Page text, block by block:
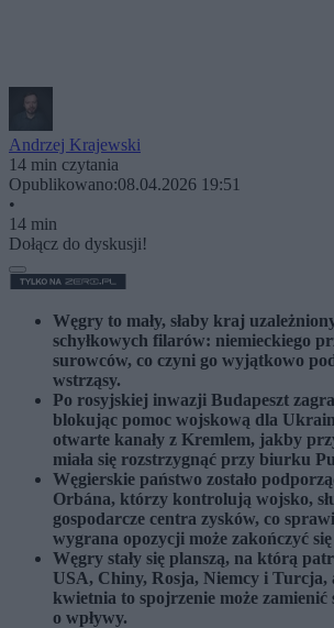
Andrzej Krajewski
14 min czytania
Opublikowano:08.04.2026 19:51
•
14 min
Dołącz do dyskusji!
Węgry to mały, słaby kraj
schyłkowych filarów: niemieckiego
surowców, co czyni go wyjątkowo
wstrząsy.
Po rosyjskiej inwazji Budapeszt
blokując pomoc wojskową dla
otwarte kanały z Kremlem, jakby
miała się rozstrzygnąć przy biurku
Węgierskie państwo zostało
Orbána, którzy kontrolują wojsko,
gospodarcze centra zysków, co
wygrana opozycji może zakończyć
Węgry stały się planszą, na którą
USA, Chiny, Rosja, Niemcy i Turcja,
kwietnia to spojrzenie może
o wpływy.